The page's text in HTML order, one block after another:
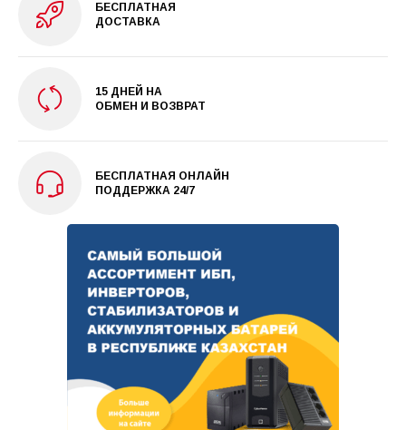
БЕСПЛАТНАЯ
ДОСТАВКА
15 ДНЕЙ НА
ОБМЕН И ВОЗВРАТ
БЕСПЛАТНАЯ ОНЛАЙН
ПОДДЕРЖКА 24/7